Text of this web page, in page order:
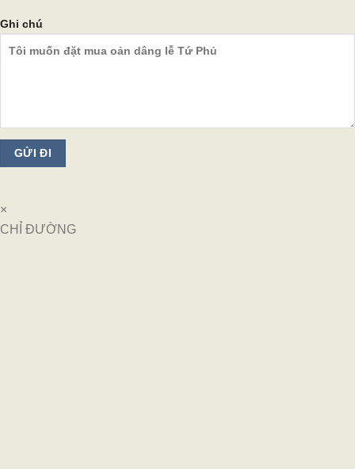
Ghi chú
×
CHỈ ĐƯỜNG